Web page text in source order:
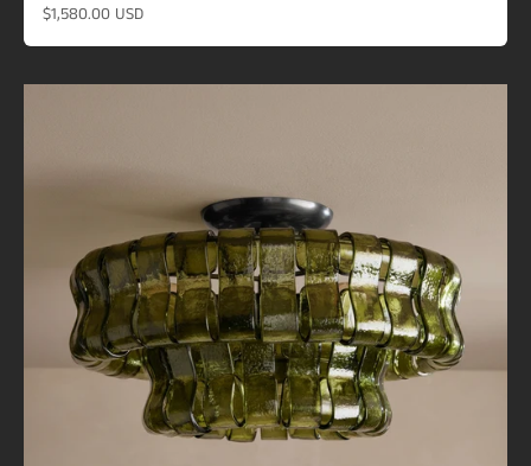
Prix de vente
$1,580.00 USD